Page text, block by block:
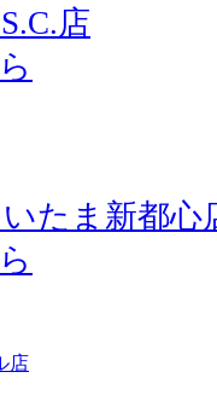
店
たま新都心
店